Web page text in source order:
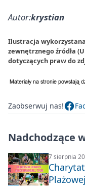
Autor:krystian
Ilustracja
zewnętrznego źródła
dotyczących praw do
Zaobserwuj nas!
Nadchodzące
7 sierpnia
Plażowej